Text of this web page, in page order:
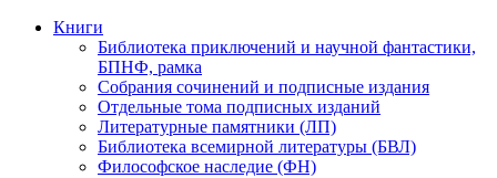
Книги
Библиотека приключений и научной фантастики,
БПНФ, рамка
Собрания сочинений и подписные издания
Отдельные тома подписных изданий
Литературные памятники (ЛП)
Библиотека всемирной литературы (БВЛ)
Философское наследие (ФН)